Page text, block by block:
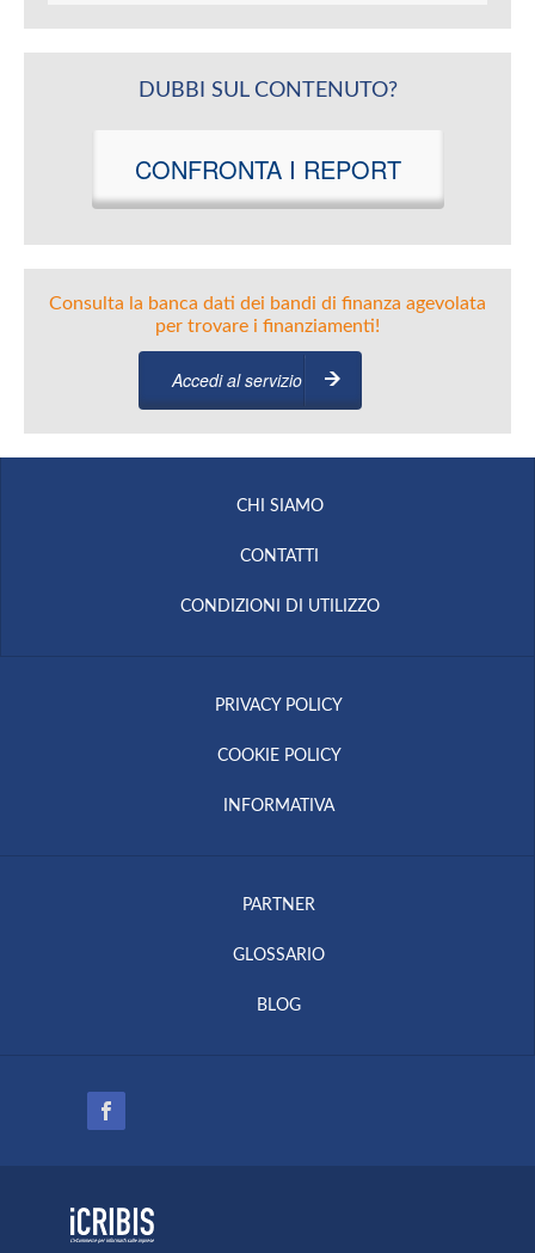
DUBBI SUL CONTENUTO?
CONFRONTA I REPORT
Consulta la banca dati dei bandi di finanza agevolata
per trovare i finanziamenti!
Accedi al servizio
CHI SIAMO
CONTATTI
CONDIZIONI DI UTILIZZO
PRIVACY POLICY
COOKIE POLICY
INFORMATIVA
PARTNER
GLOSSARIO
BLOG